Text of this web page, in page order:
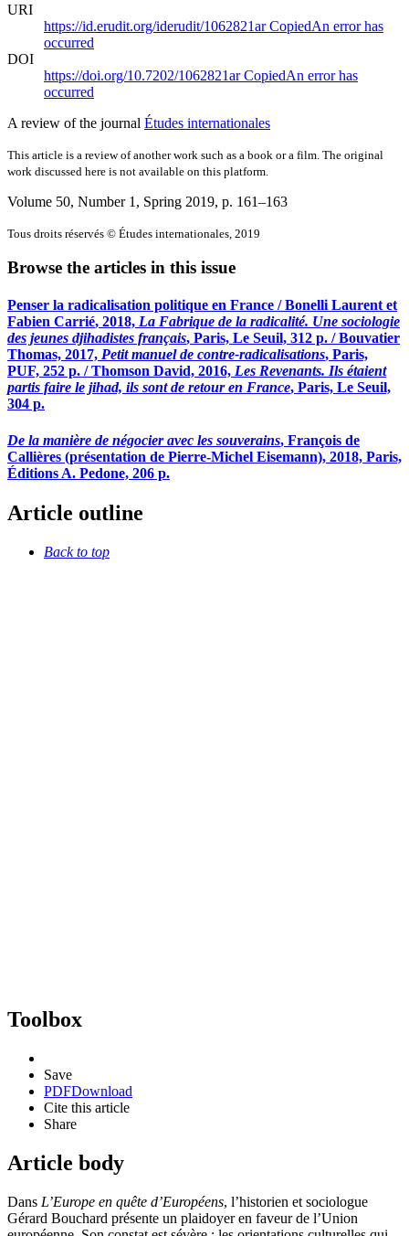
URI
https://id.erudit.org/iderudit/1062821arCopiedAn error has
occurred
DOI
https://doi.org/10.7202/1062821arCopiedAn error has
occurred
A review of the journal Études internationales
This article is a review of another work such as a book or a film. The original
work discussed here is not available on this platform.
Volume 50, Number 1, Spring 2019, p. 161–163
Tous droits réservés © Études internationales, 2019
Browse the articles in this issue
Penser la radicalisation politique en France /BonelliLaurent et
Fabien Carrié, 2018, La Fabrique de la radicalité. Une sociologie
des jeunes djihadistes français, Paris, Le Seuil, 312 p. /Bouvatier
Thomas, 2017, Petit manuel de contre-radicalisations, Paris,
PUF, 252 p. /Thomson David, 2016, Les Revenants. Ils étaient
partis faire le jihad, ils sont de retour en France, Paris, Le Seuil,
304 p.
De la manière de négocier avec les souverains, François de
Callières (présentation de Pierre-Michel Eisemann), 2018, Paris,
Éditions A. Pedone, 206 p.
Article outline
Back to top
Toolbox
Save
PDFDownload
Cite this article
Share
Article body
Dans L’Europe en quête d’Européens, l’historien et sociologue
Gérard Bouchard présente un plaidoyer en faveur de l’Union